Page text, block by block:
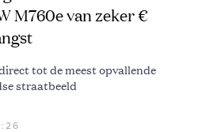
M760e van zeker €
tot de meest opvallende
straatbeeld